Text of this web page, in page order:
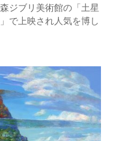
ジブリ美術館の「土星
で上映され人気を博し